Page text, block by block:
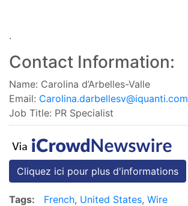
.
Contact Information:
Name: Carolina d’Arbelles-Valle
Email: Carolina.darbellesv@iquanti.com
Job Title: PR Specialist
Cliquez ici pour plus d'informations
Tags: French, United States, Wire